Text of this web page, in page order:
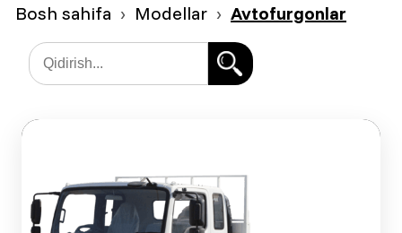
Bosh sahifa Modellar Avtofurgonlar